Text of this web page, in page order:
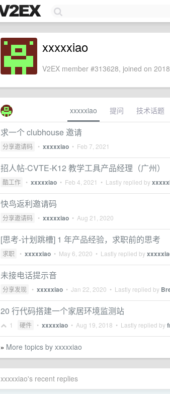
xxxxxiao
V2EX member #313628, joined on
xxxxxiao 提问 技术话题
求一个 clubhouse 邀请
分享邀请码 • xxxxxiao • Feb 7, 2021
招人帖-CVTE-K12 教学工具产品经理（广州）
酷工作 • xxxxxiao • Feb 4, 2021 • Lastly replied by
快鸟返利邀请码
分享邀请码 • xxxxxiao • Aug 21, 2020
[思考-计划跳槽] 1 年产品经验，求职前的思考
求职 • xxxxxiao • May 6, 2020 • Lastly replied by
未接电话提示音
分享发现 • xxxxxiao • Jan 22, 2020 • Lastly replied by
20 行代码搭建一个家居环境监测站
1 硬件 • xxxxxiao • Aug 19, 2018 • Lastly replied by
» More topics by xxxxxiao
xxxxxiao's recent replies